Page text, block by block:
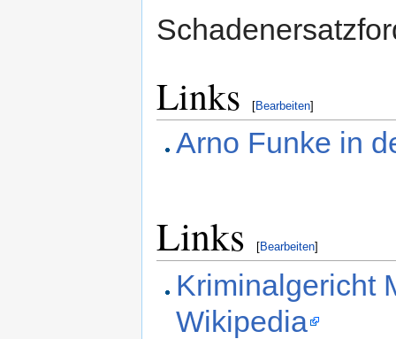
Links [Bearbeiten]
Arno Funke in
Links [Bearbeiten]
Kriminalgericht
Wikipedia